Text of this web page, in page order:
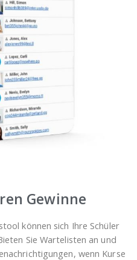
Gewinne
können sich Ihre Schüler
Sie Wartelisten an und
wenn Kurse